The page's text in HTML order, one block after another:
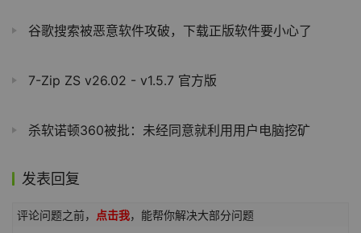
谷歌搜索被恶意软件攻破，下载正版软件要小心了
7-Zip ZS v26.02 - v1.5.7 官方版
杀软诺顿360被批：未经同意就利用用户电脑挖矿
发表回复
评论问题之前， 点击我，能帮你解决大部分问题